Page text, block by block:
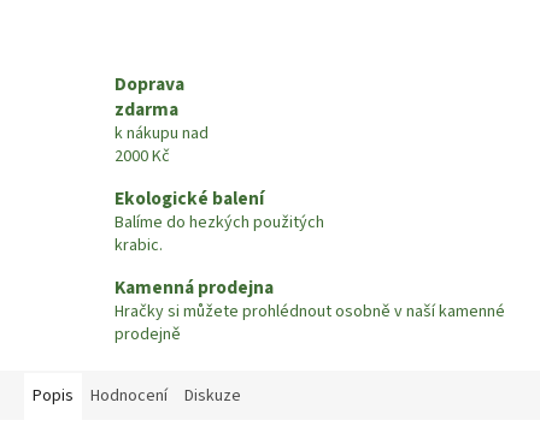
Doprava
zdarma
k nákupu nad
2000 Kč
Ekologické balení
Balíme do hezkých použitých
krabic.
Kamenná prodejna
Hračky si můžete prohlédnout osobně v naší kamenné
prodejně
Popis Hodnocení Diskuze